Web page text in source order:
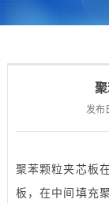
发布
聚苯颗粒夹芯板
板，在中间填充